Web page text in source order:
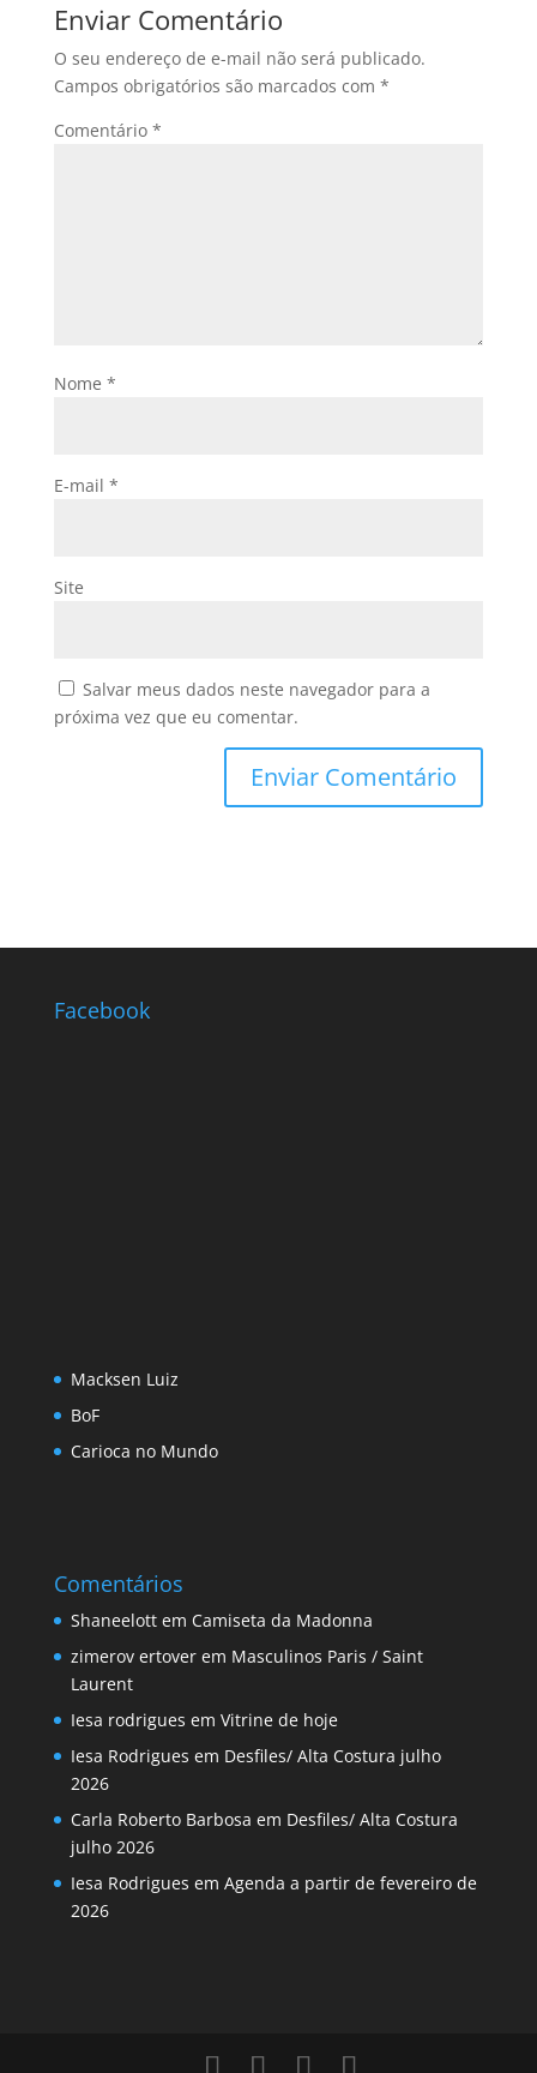
Enviar Comentário
O seu endereço de e-mail não será publicado.
Campos obrigatórios são marcados com *
Comentário *
Nome *
E-mail *
Site
Salvar meus dados neste navegador para a
próxima vez que eu comentar.
Facebook
Macksen Luiz
BoF
Carioca no Mundo
Comentários
Shaneelottem Camiseta da Madonna
zimerov ertoverem Masculinos Paris / Saint
Laurent
Iesa rodrigues em Vitrine de hoje
Iesa Rodrigues em Desfiles/ Alta Costura julho
2026
Carla Roberto Barbosa em Desfiles/ Alta Costura
julho 2026
Iesa Rodrigues em Agenda a partir de fevereiro de
2026